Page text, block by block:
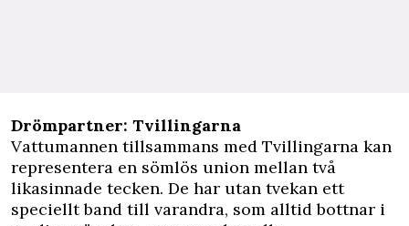
Drömpartner: Tvillingarna
Vattumannen tillsammans med Tvillingarna kan
representera en sömlös union mellan två
likasinnade tecken. De har utan tvekan ett
speciellt band till varandra, som alltid bottnar i